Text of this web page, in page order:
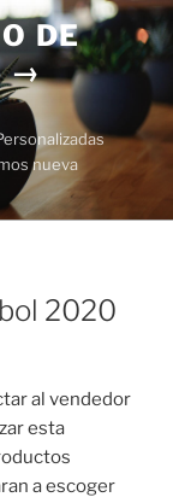
DE
→
nueva
2020
al vendedor
esta
a escoger